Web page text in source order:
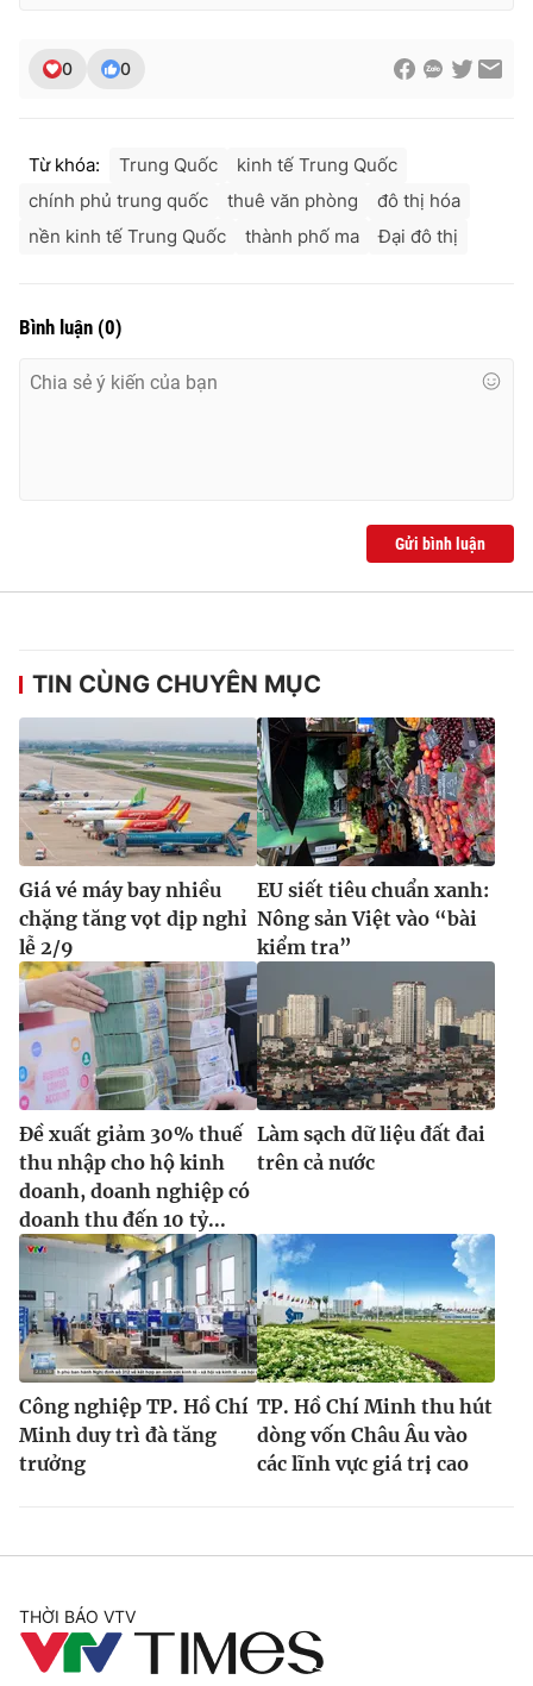
0 0
Từ khóa: Trung Quốc
kinh tế Trung Quốc
chính phủ trung quốc
thuê văn phòng
đô thị hóa
nền kinh tế Trung Quốc
thành phố ma Đại đô thị
Bình luận (0)
Gửi bình luận
TIN CÙNG CHUYÊN MỤC
Giá vé máy bay nhiều
chặng tăng vọt dịp nghỉ
lễ 2/9
EU siết tiêu chuẩn xanh:
Nông sản Việt vào “bài
kiểm tra”
Đề xuất giảm 30% thuế
thu nhập cho hộ kinh
doanh, doanh nghiệp có
doanh thu đến 10 tỷ...
Làm sạch dữ liệu đất đai
trên cả nước
Công nghiệp TP. Hồ Chí
Minh duy trì đà tăng
trưởng
TP. Hồ Chí Minh thu hút
dòng vốn Châu Âu vào
các lĩnh vực giá trị cao
THỜI BÁO VTV